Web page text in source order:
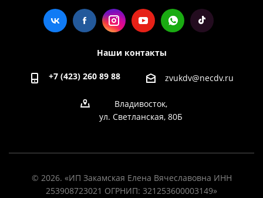
Наши контакты
+7 (423) 260 89 88 zvukdv@necdv.ru
Владивосток,
ул. Светланская, 80Б
© 2026. «ИП Закамская Елена Вячеславовна ИНН
253908723021 ОГРНИП: 321253600003149»